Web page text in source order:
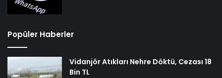
Popüler Haberler
Vidanjör Atıkları Nehre Döktü, Cezası 18
Bin TL